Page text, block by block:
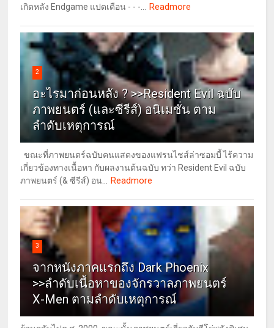
เกิดหลัง Endgame แปดเดือน - - -...
Readmore
2
อะไรมาก่อนหลัง ? >>Resident Evil ฉบับ
ภาพยนตร์ (และซีรีส์) อนิเมชั่น ตาม
ลำดับเหตุการณ์
ขณะที่ภาพยนตร์ฉบับคนแสดงของแฟรนไชส์ล่าซอมบี้ ไร้ความ
เกี่ยวข้องทางเนื้อหา กับผลงานต้นฉบับ ทว่า Resident Evil ฉบับ
ภาพยนตร์ (& ซีรีส์) อน...
Readmore
3
จากหนังภาคแรกถึง Dark Phoenix
>>ลำดับเนื้อหาของจักรวาลภาพยนตร์
X-Men ตามลำดับเหตุการณ์